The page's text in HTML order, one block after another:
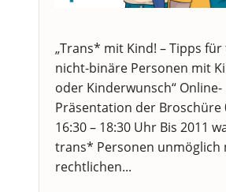
„Trans* mit Kind! – Tipps
nicht-binäre Personen mit
oder Kinderwunsch“ Online-
Präsentation der Broschüre
16:30 – 18:30 Uhr Bis 2011
trans* Personen unmöglich
rechtlichen...